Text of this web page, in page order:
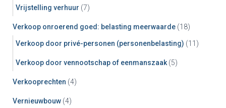
Vrijstelling verhuur (7)
Verkoop onroerend goed: belasting meerwaarde (18)
Verkoop door privé-personen (personenbelasting) (11)
Verkoop door vennootschap of eenmanszaak (5)
Verkooprechten (4)
Vernieuwbouw (4)